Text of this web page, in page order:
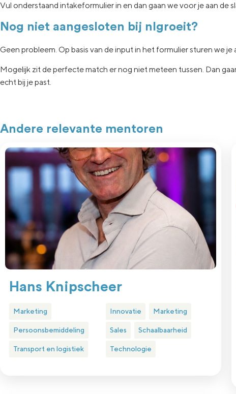
Vul onderstaand intakeformulier in en dan gaan we voor je aan de
Nog niet aangesloten bij nlgroeit?
Geen probleem. Op basis van de input in het formulier sturen we je
Mogelijk zit deperfecte match er nog nietmeteen tussen. Dan
echtbij je past.
Andere relevante mentoren
Hans Knipscheer
Marketing
Persoonsbemiddeling
Transport en logistiek
Innovatie Marketing
Sales Schaalbaarheid
Technologie